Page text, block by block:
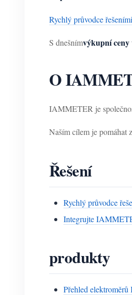
Rychlý průvodce
S dnešnímvýkupní ceny
O
IAMMETER je
Naším cílem je pomáhat
Řešení
Rychlý průvodce
Integrujte
produkty
Přehled